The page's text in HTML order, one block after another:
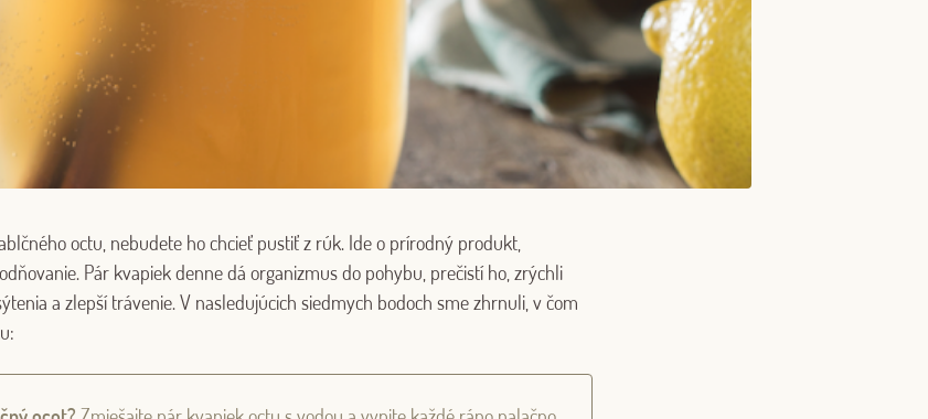
octu, nebudete ho chcieť pustiť z rúk. Ide o prírodný produkt,
Pár kvapiek denne dá organizmus do pohybu, prečistí ho, zrýchli
a zlepší trávenie. V nasledujúcich siedmych bodoch sme zhrnuli, v čom